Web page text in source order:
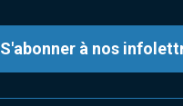
S'abonner à nos